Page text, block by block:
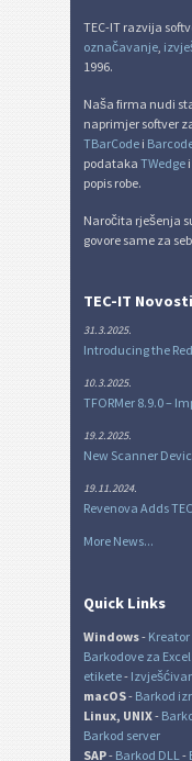
TEC-IT razvija
označavanje
1996.
Naša firma nudi
naprimjer softver
TBarCode i
podataka TWedge
popis robe.
Naročita rješenja
govore same za
TEC-IT Novosti
31.3.2025.
Introducing the
10.3.2025.
TFORMer 8.9.0 –
19.2.2025.
New Scanner
19.11.2024.
Revenova Adds
More News...
Quick Links
Windows-
Barkodove za Excel
etikete-
macOS- Barkod
Linux, UNIX-
Barkod server
SAP- Barkod DLL -